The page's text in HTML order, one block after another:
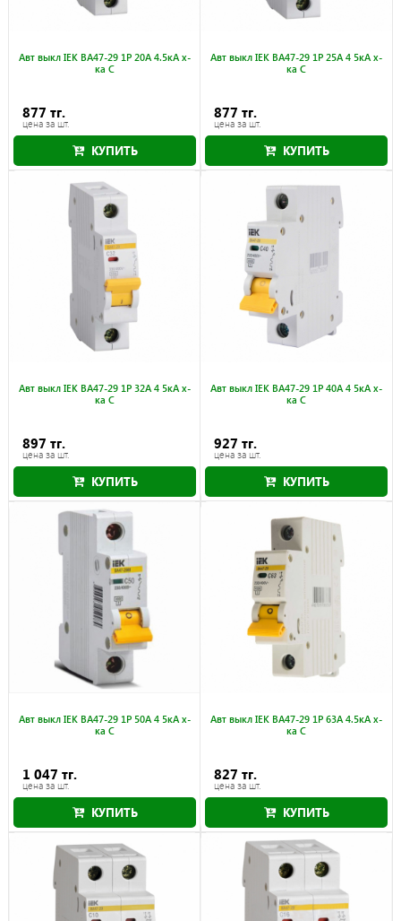
Авт выкл IEK ВА47-29 1Р 20А 4.5кА х-
ка С
877 тг.
цена за шт.
КУПИТЬ
Авт выкл IEK ВА47-29 1Р 25А 4 5кА х-
ка С
877 тг.
цена за шт.
КУПИТЬ
Авт выкл IEK ВА47-29 1Р 32А 4 5кА х-
ка С
897 тг.
цена за шт.
КУПИТЬ
Авт выкл IEK ВА47-29 1Р 40А 4 5кА х-
ка С
927 тг.
цена за шт.
КУПИТЬ
Авт выкл IEK ВА47-29 1Р 50А 4 5кА х-
ка С
1 047 тг.
цена за шт.
КУПИТЬ
Авт выкл IEK ВА47-29 1Р 63А 4.5кА х-
ка С
827 тг.
цена за шт.
КУПИТЬ